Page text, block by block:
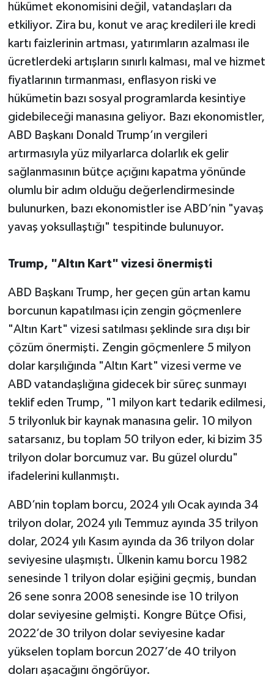
hükümet ekonomisini değil, vatandaşları da
etkiliyor. Zira bu, konut ve araç kredileri ile kredi
kartı faizlerinin artması, yatırımların azalması ile
ücretlerdeki artışların sınırlı kalması, mal ve hizmet
fiyatlarının tırmanması, enflasyon riski ve
hükümetin bazı sosyal programlarda kesintiye
gidebileceği manasına geliyor. Bazı ekonomistler,
ABD Başkanı Donald Trump’ın vergileri
artırmasıyla yüz milyarlarca dolarlık ek gelir
sağlanmasının bütçe açığını kapatma yönünde
olumlu bir adım olduğu değerlendirmesinde
bulunurken, bazı ekonomistler ise ABD’nin "yavaş
yavaş yoksullaştığı" tespitinde bulunuyor.
Trump, "Altın Kart" vizesi önermişti
ABD Başkanı Trump, her geçen gün artan kamu
borcunun kapatılması için zengin göçmenlere
"Altın Kart" vizesi satılması şeklinde sıra dışı bir
çözüm önermişti. Zengin göçmenlere 5 milyon
dolar karşılığında "Altın Kart" vizesi verme ve
ABD vatandaşlığına gidecek bir süreç sunmayı
teklif eden Trump, "1 milyon kart tedarik edilmesi,
5 trilyonluk bir kaynak manasına gelir. 10 milyon
satarsanız, bu toplam 50 trilyon eder, ki bizim 35
trilyon dolar borcumuz var. Bu güzel olurdu"
ifadelerini kullanmıştı.
ABD’nin toplam borcu, 2024 yılı Ocak ayında 34
trilyon dolar, 2024 yılı Temmuz ayında 35 trilyon
dolar, 2024 yılı Kasım ayında da 36 trilyon dolar
seviyesine ulaşmıştı. Ülkenin kamu borcu 1982
senesinde 1 trilyon dolar eşiğini geçmiş, bundan
26 sene sonra 2008 senesinde ise 10 trilyon
dolar seviyesine gelmişti. Kongre Bütçe Ofisi,
2022’de 30 trilyon dolar seviyesine kadar
yükselen toplam borcun 2027’de 40 trilyon
doları aşacağını öngörüyor.